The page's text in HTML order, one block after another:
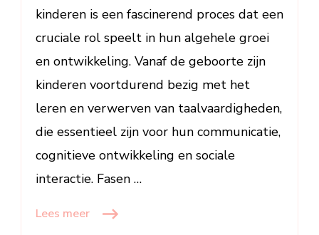
kinderen is een fascinerend proces dat een
cruciale rol speelt in hun algehele groei
en ontwikkeling. Vanaf de geboorte zijn
kinderen voortdurend bezig met het
leren en verwerven van taalvaardigheden,
die essentieel zijn voor hun communicatie,
cognitieve ontwikkeling en sociale
interactie. Fasen …
Lees meer